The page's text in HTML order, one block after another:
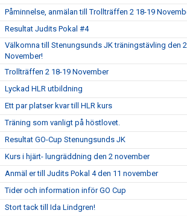
Påminnelse, anmälan till Trollträffen 2 18-19
Resultat Judits Pokal #4
Välkomna till Stenungsunds JK träningstävling den
November!
Trollträffen 2 18-19 November
Lyckad HLR utbildning
Ett par platser kvar till HLR kurs
Träning som vanligt på höstlovet.
Resultat GO-Cup Stenungsunds JK
Kurs i hjärt- lungräddning den 2 november
Anmäl er till Judits Pokal 4 den 11 november
Tider och information inför GO Cup
Stort tack till Ida Lindgren!